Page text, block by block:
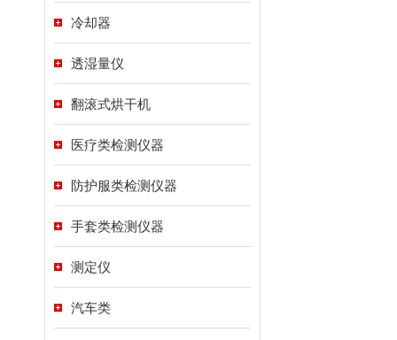
冷却器
透湿量仪
翻滚式烘干机
医疗类检测仪器
防护服类检测仪器
手套类检测仪器
测定仪
汽车类